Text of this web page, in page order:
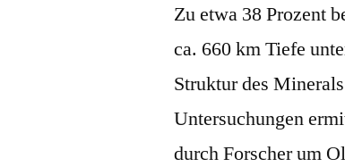
Zu etwa 38 Prozent
ca. 660 km Tiefe
Struktur des
Untersuchungen
durch Forscher um